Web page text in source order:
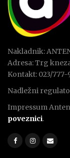
Nakladnik:
Adresa: Trg
Kontakt: 023/777-
Nadležni
Impressum
poveznici.